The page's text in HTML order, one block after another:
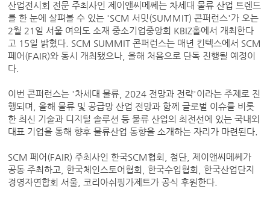
산업전시회 전문 주최사인 제이앤씨메쎄는 차세대 물류 산업 트렌드
를 한 눈에 살펴볼 수 있는 'SCM 서밋(SUMMIT) 콘퍼런스'가 오는
2월 21일 서울 여의도 소재 중소기업중앙회 KBIZ홀에서 개최한다
고 15일 밝혔다. SCM SUMMIT 콘퍼런스는 매년 킨텍스에서 SCM
페어(FAIR)와 동시 개최됐으나, 올해 처음으로 단독 진행될 예정이
다.
이번 콘퍼런스는 '차세대 물류, 2024 전망과 전략'이라는 주제로 진
행되며, 올해 물류 및 공급망 산업 전망과 함께 글로벌 이슈를 비롯
한 최신 기술과 디지털 솔루션 등 물류 산업의 최전선에 있는 국내외
대표 기업을 통해 향후 물류산업 동향을 소개하는 자리가 마련된다.
SCM 페어(FAIR) 주최사인 한국SCM협회, 첨단, 제이앤씨메쎄가
공동 주최하고, 한국체인스토어협회, 한국수입협회, 한국산업단지
경영자연합회 서울, 코리아쉬핑가제트가 공식 후원한다.